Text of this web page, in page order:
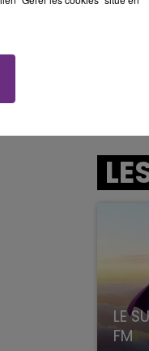
La
LE
FM